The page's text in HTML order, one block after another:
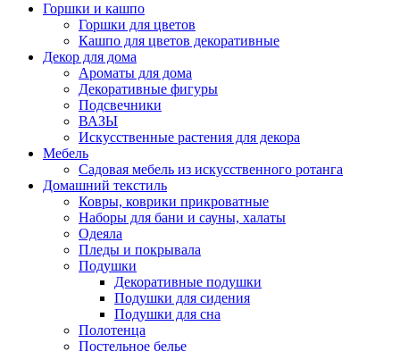
Горшки и кашпо
Горшки для цветов
Кашпо для цветов декоративные
Декор для дома
Ароматы для дома
Декоративные фигуры
Подсвечники
ВАЗЫ
Искусственные растения для декора
Мебель
Садовая мебель из искусственного ротанга
Домашний текстиль
Ковры, коврики прикроватные
Наборы для бани и сауны, халаты
Одеяла
Пледы и покрывала
Подушки
Декоративные подушки
Подушки для сидения
Подушки для сна
Полотенца
Постельное белье